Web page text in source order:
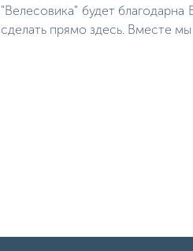
"Велесовика" будет
сделать прямо здесь. Вместе